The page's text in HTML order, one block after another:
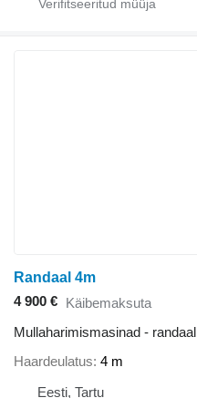
Randaal 4m
4 900 € Käibemaksuta
Mullaharimismasinad - randaal
Haardeulatus 4 m
Eesti, Tartu